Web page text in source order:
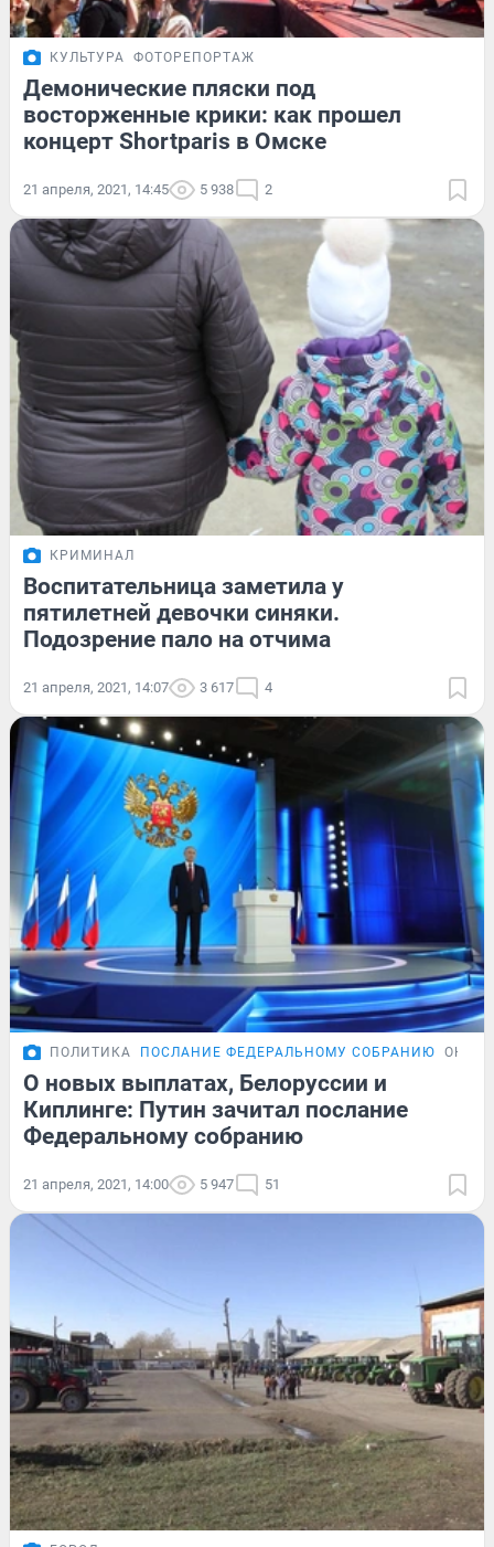
КУЛЬТУРА ФОТОРЕПОРТАЖ
Демонические пляски под
восторженные крики: как прошел
концерт Shortparis в Омске
21 апреля, 2021, 14:45 5 938 2
КРИМИНАЛ
Воспитательница заметила у
пятилетней девочки синяки.
Подозрение пало на отчима
21 апреля, 2021, 14:07 3 617 4
ПОЛИТИКА ПОСЛАНИЕ ФЕДЕРАЛЬНОМУ СОБРАНИЮ
О новых выплатах, Белоруссии и
Киплинге: Путин зачитал послание
Федеральному собранию
21 апреля, 2021, 14:00 5 947 51